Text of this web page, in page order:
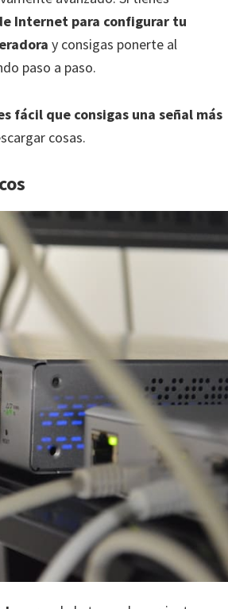
Internet para configurar tu
y consigas ponerte al
paso a paso.
fácil que consigas una señal más
cosas.